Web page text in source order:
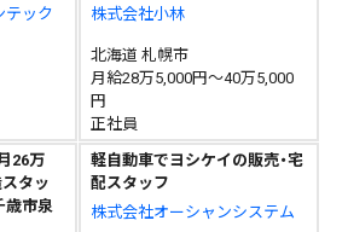
テック
株式会社小林
北海道 札幌市
月給28万5,000円～40万5,000
円
正社員
26万
タッ
歳市泉
軽自動車でヨシケイの販売・宅
配スタッフ
株式会社オーシャンシステム